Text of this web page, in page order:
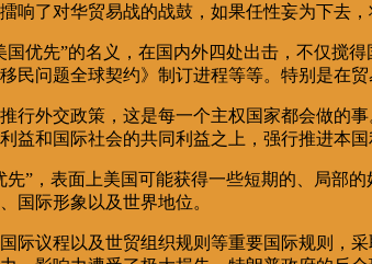
响了对华贸易战的战鼓，如果任性妄为下去
国优先”的名义，在国内外四处出击，不仅搅
民问题全球契约》制订进程等等。特别是在
行外交政策，这是每一个主权国家都会做的
益和国际社会的共同利益之上，强行推进本
先”，表面上美国可能获得一些短期的、局部
国际形象以及世界地位。
际议程以及世贸组织规则等重要国际规则，